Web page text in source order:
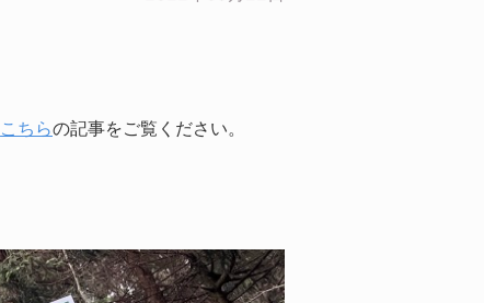
こちらの記事をご覧ください。